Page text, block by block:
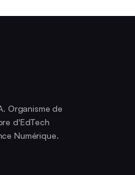
Organisme de
d'EdTech
Numérique.